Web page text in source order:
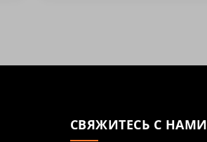
СВЯЖИТЕСЬ С НАМИ